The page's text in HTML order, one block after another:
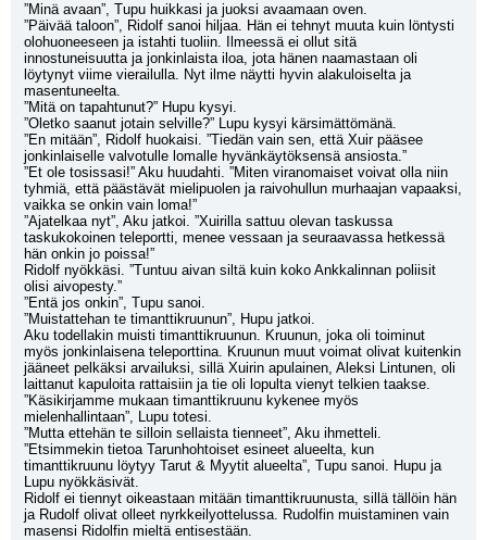
”Minä avaan”, Tupu huikkasi ja juoksi avaamaan oven.
”Päivää taloon”, Ridolf sanoi hiljaa. Hän ei tehnyt muuta kuin löntysti
olohuoneeseen ja istahti tuoliin. Ilmeessä ei ollut sitä
innostuneisuutta ja jonkinlaista iloa, jota hänen naamastaan oli
löytynyt viime vierailulla. Nyt ilme näytti hyvin alakuloiselta ja
masentuneelta.
”Mitä on tapahtunut?” Hupu kysyi.
”Oletko saanut jotain selville?” Lupu kysyi kärsimättömänä.
”En mitään”, Ridolf huokaisi. ”Tiedän vain sen, että Xuir pääsee
jonkinlaiselle valvotulle lomalle hyvänkäytöksensä ansiosta.”
”Et ole tosissasi!” Aku huudahti. ”Miten viranomaiset voivat olla niin
tyhmiä, että päästävät mielipuolen ja raivohullun murhaajan vapaaksi,
vaikka se onkin vain loma!”
”Ajatelkaa nyt”, Aku jatkoi. ”Xuirilla sattuu olevan taskussa
taskukokoinen teleportti, menee vessaan ja seuraavassa hetkessä
hän onkin jo poissa!”
Ridolf nyökkäsi. ”Tuntuu aivan siltä kuin koko Ankkalinnan poliisit
olisi aivopesty.”
”Entä jos onkin”, Tupu sanoi.
”Muistattehan te timanttikruunun”, Hupu jatkoi.
Aku todellakin muisti timanttikruunun. Kruunun, joka oli toiminut
myös jonkinlaisena teleporttina. Kruunun muut voimat olivat kuitenkin
jääneet pelkäksi arvailuksi, sillä Xuirin apulainen, Aleksi Lintunen, oli
laittanut kapuloita rattaisiin ja tie oli lopulta vienyt telkien taakse.
”Käsikirjamme mukaan timanttikruunu kykenee myös
mielenhallintaan”, Lupu totesi.
”Mutta ettehän te silloin sellaista tienneet”, Aku ihmetteli.
”Etsimmekin tietoa Tarunhohtoiset esineet alueelta, kun
timanttikruunu löytyy Tarut & Myytit alueelta”, Tupu sanoi. Hupu ja
Lupu nyökkäsivät.
Ridolf ei tiennyt oikeastaan mitään timanttikruunusta, sillä tällöin hän
ja Rudolf olivat olleet nyrkkeilyottelussa. Rudolfin muistaminen vain
masensi Ridolfin mieltä entisestään.